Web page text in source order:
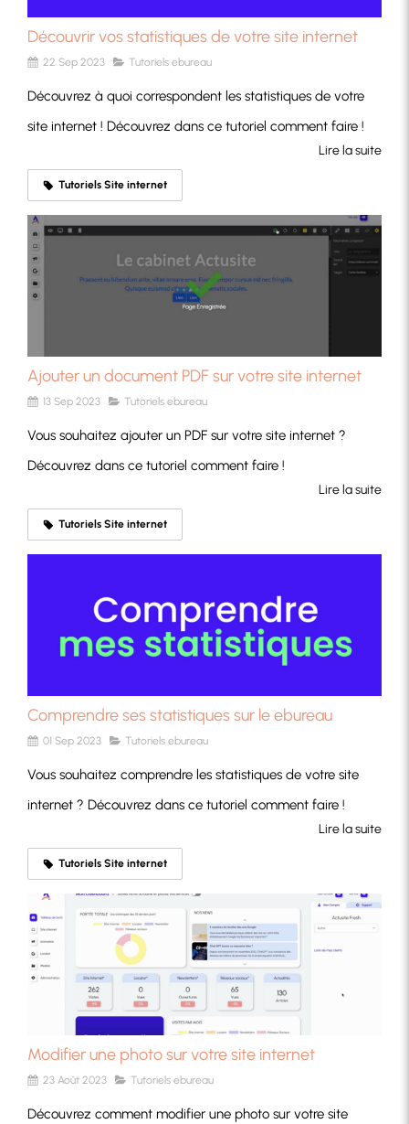
Découvrir vos statistiques de votre site internet
22 Sep 2023 Tutoriels ebureau
Découvrez à quoi correspondent les statistiques de votre
site internet ! Découvrez dans ce tutoriel comment faire !
Lire la suite
Tutoriels Site internet
Ajouter un document PDF sur votre site internet
13 Sep 2023 Tutoriels ebureau
Vous souhaitez ajouter un PDF sur votre site internet ?
Découvrez dans ce tutoriel comment faire !
Lire la suite
Tutoriels Site internet
Comprendre ses statistiques sur le ebureau
01 Sep 2023 Tutoriels ebureau
Vous souhaitez comprendre les statistiques de votre site
internet ? Découvrez dans ce tutoriel comment faire !
Lire la suite
Tutoriels Site internet
Modifier une photo sur votre site internet
23 Août 2023 Tutoriels ebureau
Découvrez comment modifier une photo sur votre site